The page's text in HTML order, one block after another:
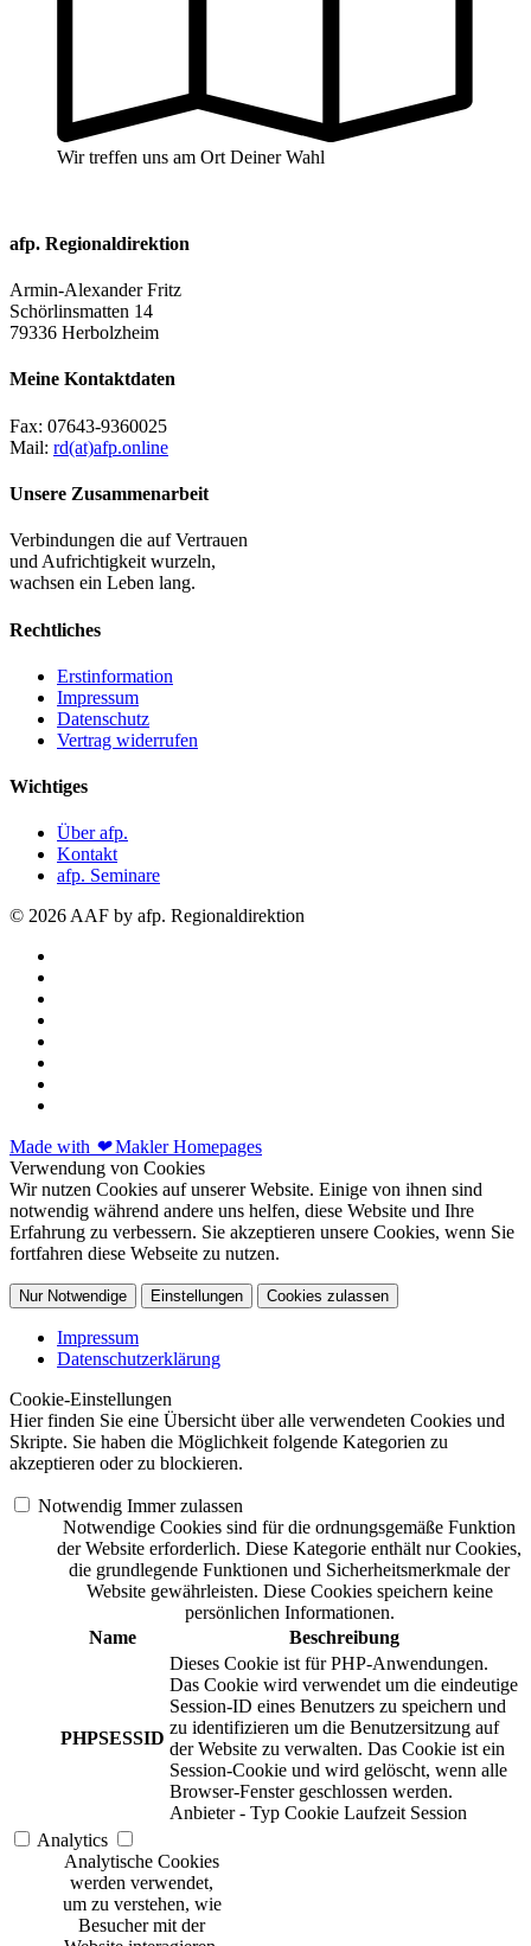
Wir treffen uns am Ort Deiner Wahl
afp. Regionaldirektion
Armin-Alexander Fritz
Schörlinsmatten 14
79336 Herbolzheim
Meine Kontaktdaten
Fax: 07643-9360025
Mail: rd(at)afp.online
Unsere Zusammenarbeit
Verbindungen die auf Vertrauen
und Aufrichtigkeit wurzeln,
wachsen ein Leben lang.
Rechtliches
Erstinformation
Impressum
Datenschutz
Vertrag widerrufen
Wichtiges
Über afp.
Kontakt
afp. Seminare
© 2026 AAF by afp. Regionaldirektion
Made with ❤Makler Homepages
Verwendung von Cookies
Wir nutzen Cookies auf unserer Website. Einige von ihnen sind
notwendig während andere uns helfen, diese Website und Ihre
Erfahrung zu verbessern. Sie akzeptieren unsere Cookies, wenn Sie
fortfahren diese Webseite zu nutzen.
Nur Notwendige Einstellungen Cookies zulassen
Impressum
Datenschutzerklärung
Cookie-Einstellungen
Hier finden Sie eine Übersicht über alle verwendeten Cookies und
Skripte. Sie haben die Möglichkeit folgende Kategorien zu
akzeptieren oder zu blockieren.
Notwendig Immer zulassen
Notwendige Cookies sind für die ordnungsgemäße Funktion
der Website erforderlich. Diese Kategorie enthält nur Cookies,
die grundlegende Funktionen und Sicherheitsmerkmale der
Website gewährleisten. Diese Cookies speichern keine
persönlichen Informationen.
Name
Beschreibung
PHPSESSID
Dieses Cookie ist für PHP-Anwendungen.
Das Cookie wird verwendet um die eindeutige
Session-ID eines Benutzers zu speichern und
zu identifizieren um die Benutzersitzung auf
der Website zu verwalten. Das Cookie ist ein
Session-Cookie und wird gelöscht, wenn alle
Browser-Fenster geschlossen werden.
Anbieter - Typ Cookie Laufzeit Session
Analytics
Analytische Cookies
werden verwendet,
um zu verstehen, wie
Besucher mit der